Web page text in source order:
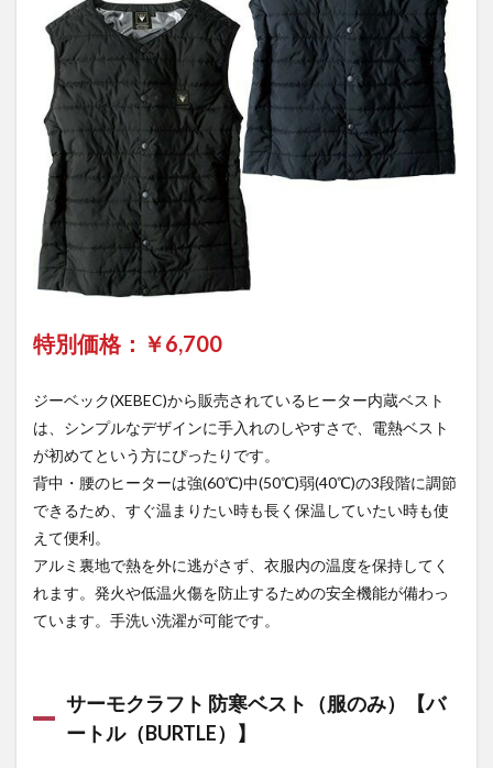
特別価格：￥6,700
ジーベック(XEBEC)から販売されているヒーター内蔵ベスト
は、シンプルなデザインに手入れのしやすさで、電熱ベスト
が初めてという方にぴったりです。
背中・腰のヒーターは強(60℃)中(50℃)弱(40℃)の3段階に調節
できるため、すぐ温まりたい時も長く保温していたい時も使
えて便利。
アルミ裏地で熱を外に逃がさず、衣服内の温度を保持してく
れます。発火や低温火傷を防止するための安全機能が備わっ
ています。手洗い洗濯が可能です。
サーモクラフト 防寒ベスト（服のみ）【バ
ートル（BURTLE）】